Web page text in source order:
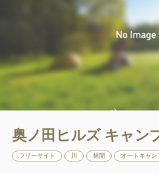
奥ノ田ヒルズ キャン
フリーサイト 林間 オートキャン